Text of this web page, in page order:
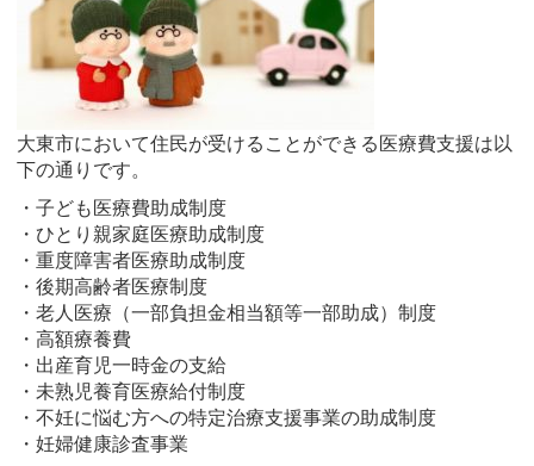
大東市において住民が受けることができる医療費支援は以
下の通りです。
・子ども医療費助成制度
・ひとり親家庭医療助成制度
・重度障害者医療助成制度
・後期高齢者医療制度
・老人医療（一部負担金相当額等一部助成）制度
・高額療養費
・出産育児一時金の支給
・未熟児養育医療給付制度
・不妊に悩む方への特定治療支援事業の助成制度
・妊婦健康診査事業